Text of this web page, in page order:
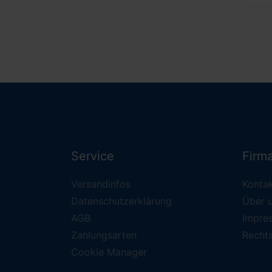
Service
Versandinfos
Datenschutzerklärung
AGB
Zahlungsarten
Cookie Manager
Über